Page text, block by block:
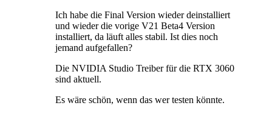
Ich habe die Final Version wieder deinstalliert
und wieder die vorige V21 Beta4 Version
installiert, da läuft alles stabil. Ist dies noch
jemand aufgefallen?
Die NVIDIA Studio Treiber für die RTX 3060
sind aktuell.
Es wäre schön, wenn das wer testen könnte.